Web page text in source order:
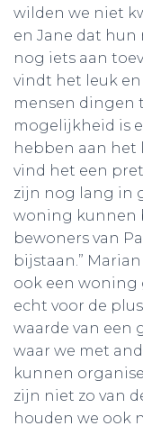
wilden we niet
en Jane dat hun
nog iets aan
vindt het leuk
mensen dingen
mogelijkheid is
hebben aan het
vind het een
zijn nog lang in
woning kunnen
bewoners van
bijstaan.”
ook een woning
echt voor de
waarde van een
waar we met
kunnen
zijn niet zo van
houden we ook